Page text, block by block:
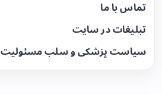
تماس با ما
تبلیغات در سایت
سیاست پزشکی و سلب مسئولیت